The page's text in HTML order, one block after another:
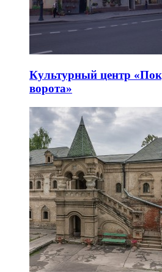
Культурный центр
ворота»